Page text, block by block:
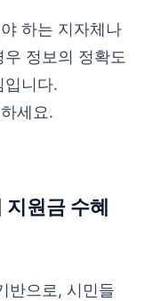
하는 지자체나
정보의 정확도
입니다.
세요.
원금 수혜
반으로, 시민들